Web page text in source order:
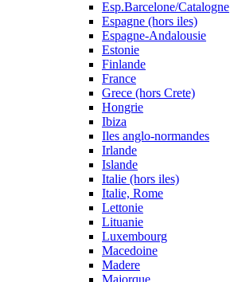
Esp.Barcelone/Catalogne
Espagne (hors iles)
Espagne-Andalousie
Estonie
Finlande
France
Grece (hors Crete)
Hongrie
Ibiza
Iles anglo-normandes
Irlande
Islande
Italie (hors iles)
Italie, Rome
Lettonie
Lituanie
Luxembourg
Macedoine
Madere
Majorque